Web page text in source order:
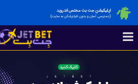
اپلیکیشن جت بت مختص اندروید
(دسترسی آسان و بدون فیلترشکن به سایت)